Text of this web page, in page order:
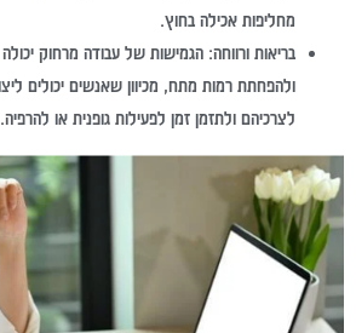
מחליפות אכילה בחוץ.
בריאות ורווחה: הגמישות של עבודה מרחוק יכולה
ולהפחתת רמות מתח, מכיוון שאנשים יכולים
לצרכיהם ולתזמן זמן לפעילות גופנית או להרפיה.